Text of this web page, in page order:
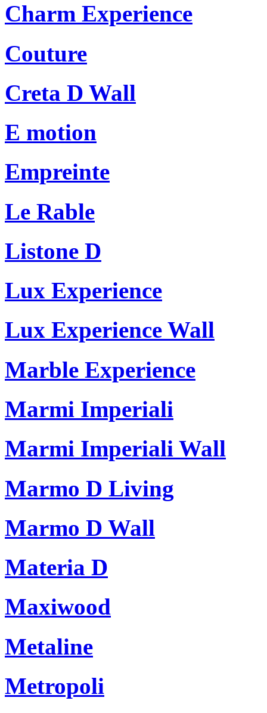
Charm Experience
Couture
Creta D Wall
E motion
Empreinte
Le Rable
Listone D
Lux Experience
Lux Experience Wall
Marble Experience
Marmi Imperiali
Marmi Imperiali Wall
Marmo D Living
Marmo D Wall
Materia D
Maxiwood
Metaline
Metropoli